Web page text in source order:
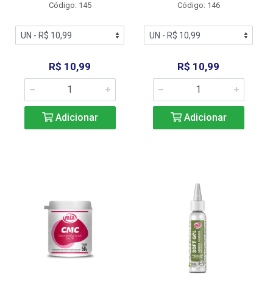
Código: 145
R$ 10,99
Adicionar
Código: 146
R$ 10,99
Adicionar